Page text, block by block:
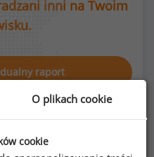
inni na Twoim
raport
O plikach cookie
cookie